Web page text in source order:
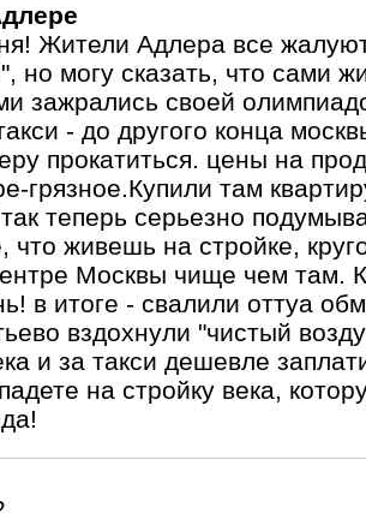
Жители Адлера все
но могу сказать, что сами
зажрались своей
- до другого конца
прокатиться. цены на
грязное.Купили там
теперь серьезно
живешь на стройке,
Москвы чище чем там.
в итоге - свалили оттуа
вздохнули "чистый
и за такси дешевле
на стройку века,